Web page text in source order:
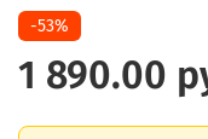
-53%
1 890.00